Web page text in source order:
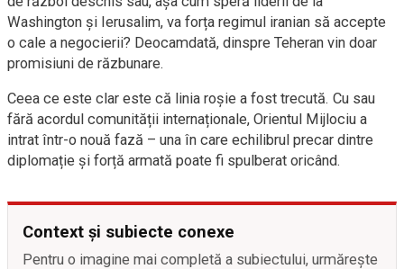
Washington și Ierusalim, va forța regimul iranian să accepte
o cale a negocierii? Deocamdată, dinspre Teheran vin doar
promisiuni de răzbunare.
Ceea ce este clar este că linia roșie a fost trecută. Cu sau
fără acordul comunității internaționale, Orientul Mijlociu a
intrat într-o nouă fază – una în care echilibrul precar dintre
diplomație și forță armată poate fi spulberat oricând.
Context și subiecte conexe
Pentru o imagine mai completă a subiectului, urmărește